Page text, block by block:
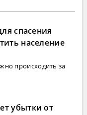
спасения
население
происходить за
убытки от